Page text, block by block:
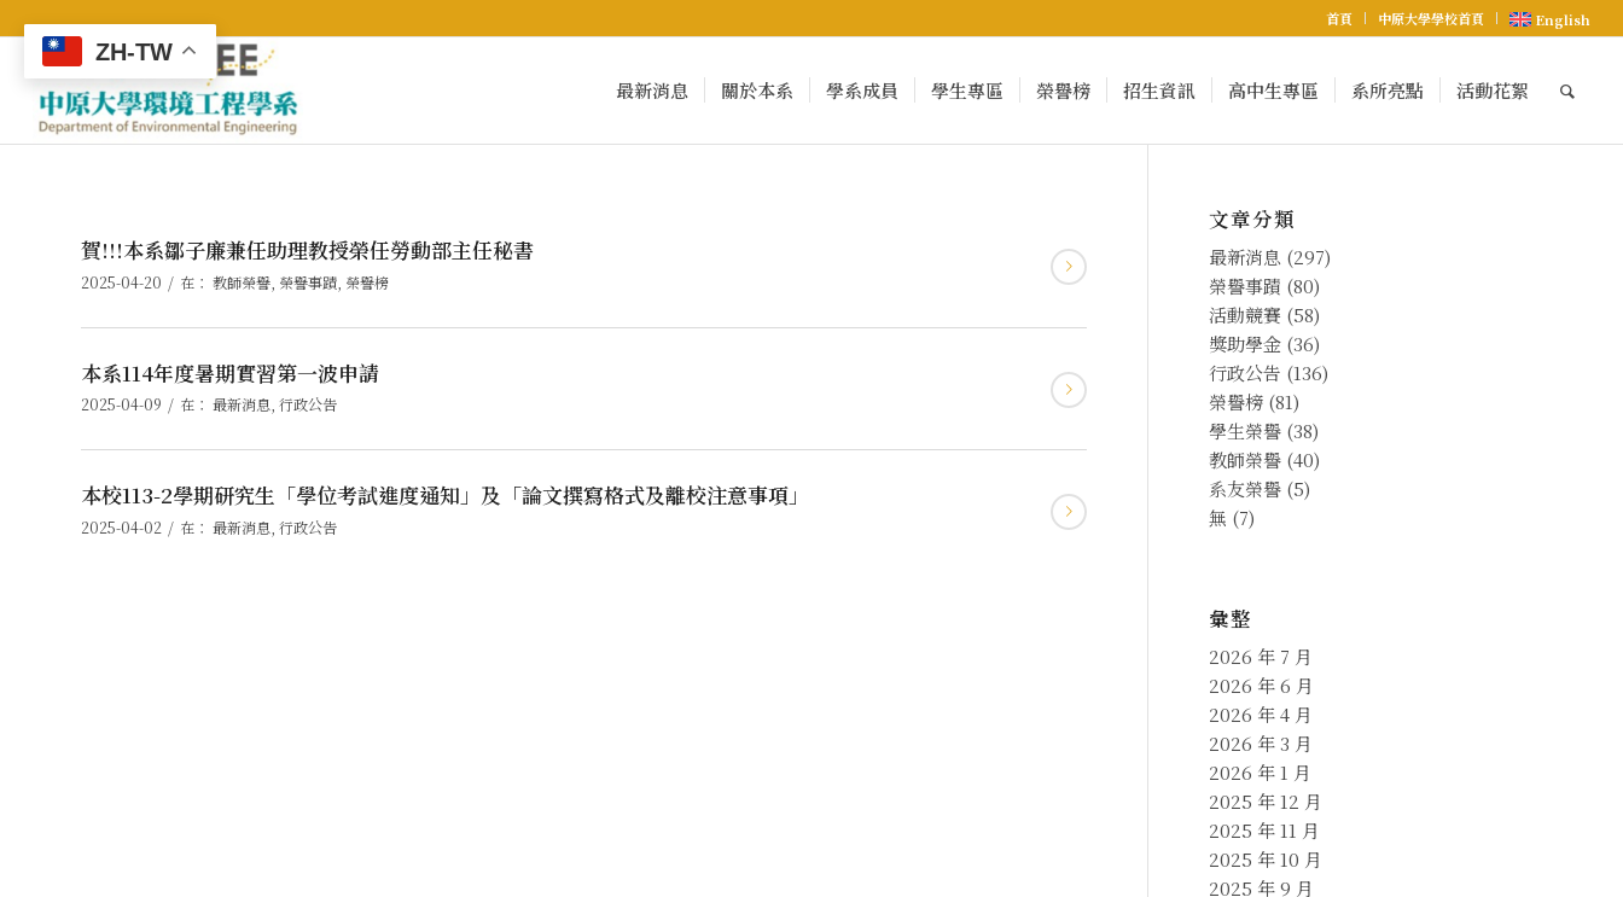
首頁 中原大學學校首頁 English
最新消息 關於本系 學系成員 學生專區 榮譽榜 招生資訊 高中生專區 系所亮點 活動花絮
賀!!!本系鄒子廉兼任助理教授榮任勞動部主任秘書
2025-04-20 / 在： 教師榮譽 榮譽事蹟 榮譽榜
本系114年度暑期實習第一波申請
2025-04-09 / 在： 最新消息 行政公告
本校113-2學期研究生「學位考試進度通知」及「論文撰寫格式及離校注意事項」
2025-04-02 / 在： 最新消息 行政公告
文章分類
最新消息 (297)
榮譽事蹟 (80)
活動競賽 (58)
獎助學金 (36)
行政公告 (136)
榮譽榜 (81)
學生榮譽 (38)
教師榮譽 (40)
系友榮譽 (5)
無 (7)
彙整
2026 年 7 月
2026 年 6 月
2026 年 4 月
2026 年 3 月
2026 年 1 月
2025 年 12 月
2025 年 11 月
2025 年 10 月
2025 年 9 月
ZH-TW